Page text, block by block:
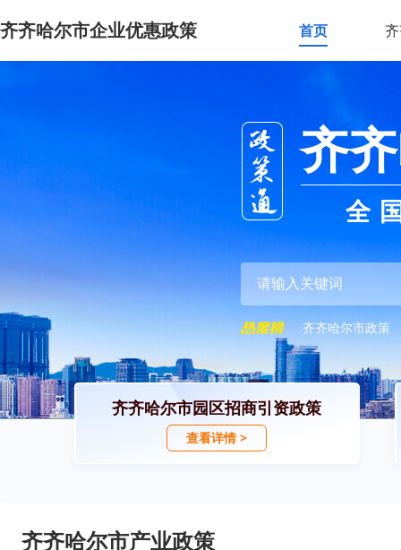
齐齐哈尔市企业优惠政策 首页
齐
全
齐齐哈尔市政策
齐齐哈尔市园区招商引资政策
查看详情 >
齐齐哈尔市产业政策